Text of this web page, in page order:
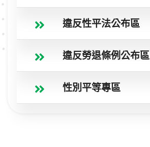
違反性平法公布區
違反勞退條例公布區
性別平等專區